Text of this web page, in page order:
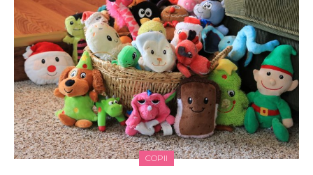
COPII